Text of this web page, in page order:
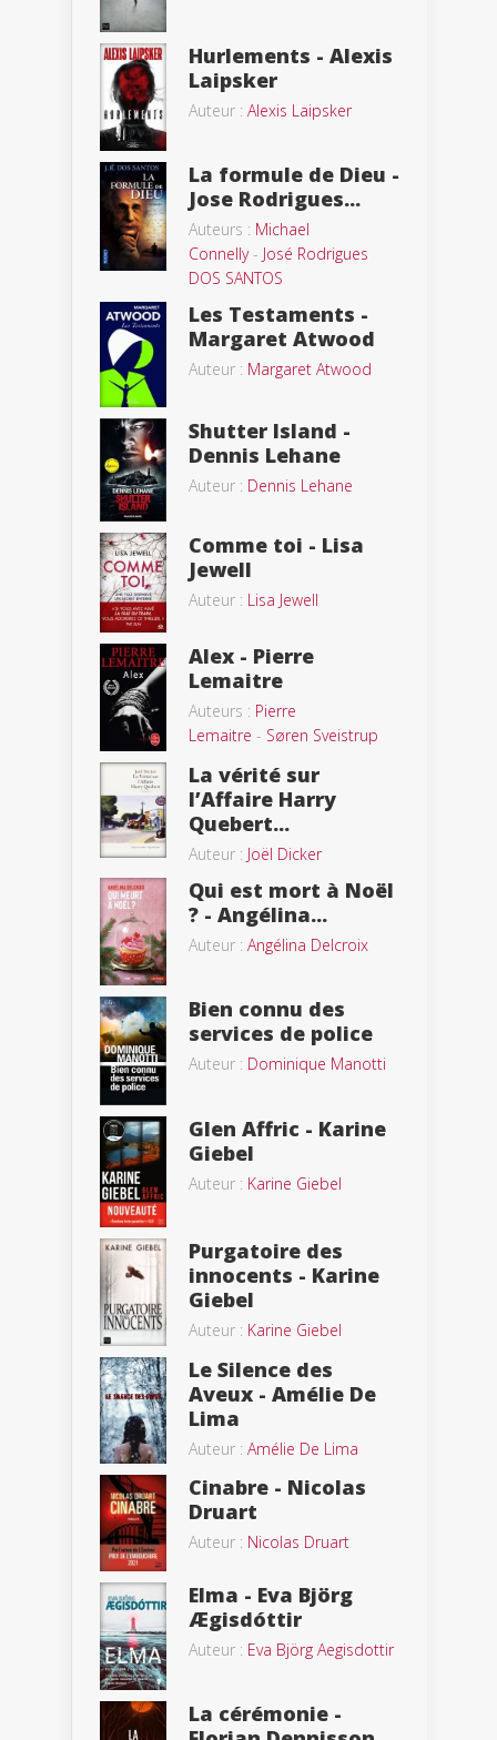
Hurlements - Alexis
Laipsker
Auteur : Alexis Laipsker
La formule de Dieu -
Jose Rodrigues...
Auteurs : Michael
Connelly- José Rodrigues
DOS SANTOS
Les Testaments -
Margaret Atwood
Auteur : Margaret Atwood
Shutter Island -
Dennis Lehane
Auteur : Dennis Lehane
Comme toi - Lisa
Jewell
Auteur : Lisa Jewell
Alex - Pierre
Lemaitre
Auteurs : Pierre
Lemaitre - Søren Sveistrup
La vérité sur
l’Affaire Harry
Quebert...
Auteur : Joël Dicker
Qui est mort à Noël
? - Angélina...
Auteur : Angélina Delcroix
Bien connu des
services de police
Auteur : Dominique Manotti
Glen Affric - Karine
Giebel
Auteur : Karine Giebel
Purgatoire des
innocents - Karine
Giebel
Auteur : Karine Giebel
Le Silence des
Aveux - Amélie De
Lima
Auteur : Amélie De Lima
Cinabre - Nicolas
Druart
Auteur : Nicolas Druart
Elma - Eva Björg
Ægisdóttir
Auteur : Eva Björg Aegisdottir
La cérémonie -